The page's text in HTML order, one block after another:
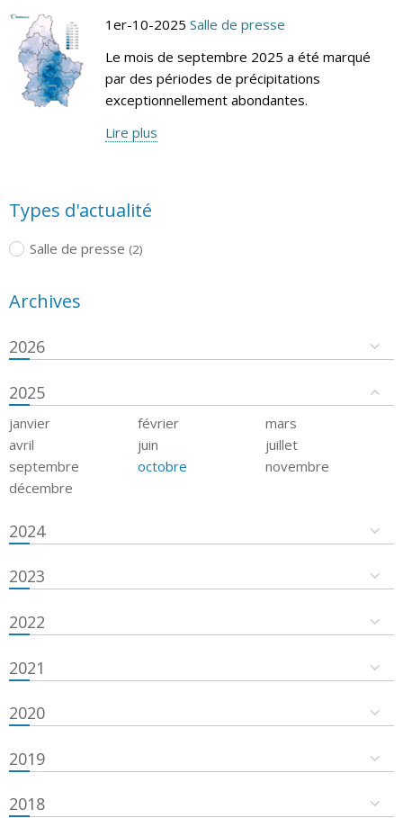
1er-10-2025 Salle de presse
Le mois de septembre 2025 a été marqué
par des périodes de précipitations
exceptionnellement abondantes.
Lire plus
Types d'actualité
Salle de presse (2)
Archives
2026
2025
janvier février
mars
avril
juin
juillet
septembre
octobre
novembre
décembre
2024
2023
2022
2021
2020
2019
2018